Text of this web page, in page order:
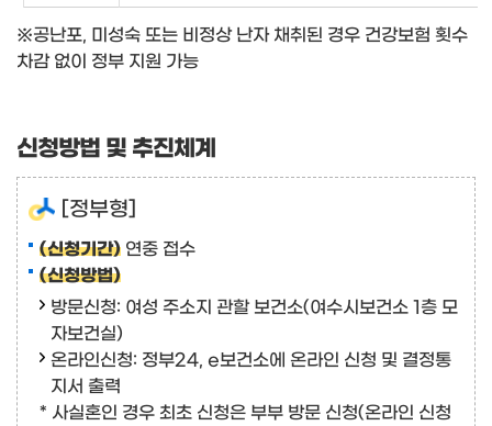
※공난포, 미성숙 또는 비정상 난자 채취된 경우 건강보험 횟수
차감 없이 정부 지원 가능
신청방법 및 추진체계
[정부형]
(신청기간) 연중 접수
(신청방법)
방문신청: 여성 주소지 관할 보건소(여수시보건소 1층 모
자보건실)
온라인신청: 정부24 e보건소에 온라인 신청 및 결정통
지서 출력
* 사실혼인 경우 최초 신청은 부부 방문 신청(온라인 신청